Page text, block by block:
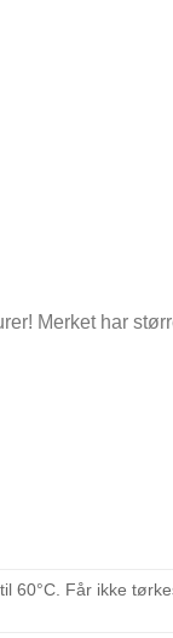
Merket har
60°C. Får ikke